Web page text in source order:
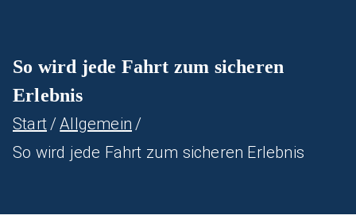
So wird jede Fahrt zum sicheren
Erlebnis
Start
Allgemein
So wird jede Fahrt zum sicheren Erlebnis